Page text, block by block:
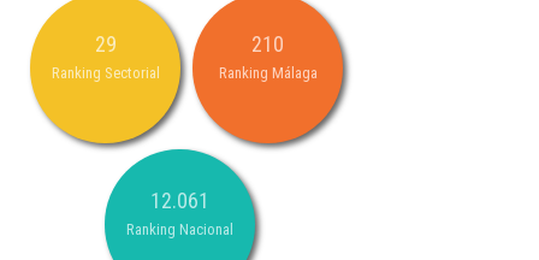
29
Ranking Sectorial
210
Ranking Málaga
12.061
Ranking Nacional